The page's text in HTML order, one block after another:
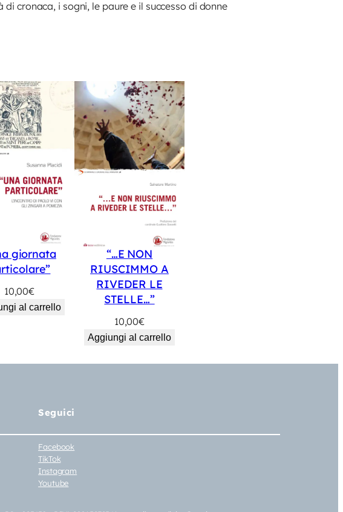
cronaca, i sogni, le paure e il successo di donne
giornata
10,00€
al carrello
“…E NON
RIUSCIMMO A
RIVEDER LE
STELLE…”
10,00€
Aggiungi al carrello
Seguici
Facebook
TikTok
Instagram
Youtube